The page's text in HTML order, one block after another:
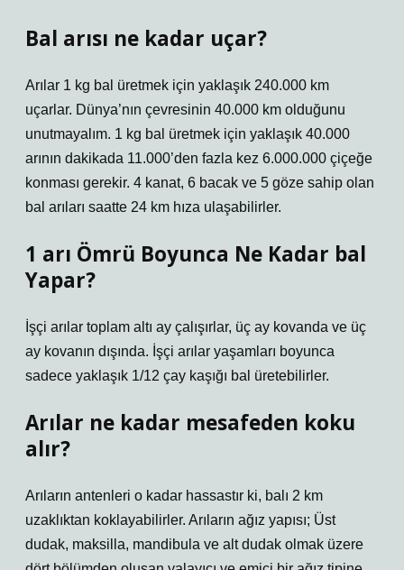
Bal arısı ne kadar uçar?
Arılar 1 kg bal üretmek için yaklaşık 240.000 km
uçarlar. Dünya’nın çevresinin 40.000 km olduğunu
unutmayalım. 1 kg bal üretmek için yaklaşık 40.000
arının dakikada 11.000’den fazla kez 6.000.000 çiçeğe
konması gerekir. 4 kanat, 6 bacak ve 5 göze sahip olan
bal arıları saatte 24 km hıza ulaşabilirler.
1 arı Ömrü Boyunca Ne Kadar bal
Yapar?
İşçi arılar toplam altı ay çalışırlar, üç ay kovanda ve üç
ay kovanın dışında. İşçi arılar yaşamları boyunca
sadece yaklaşık 1/12 çay kaşığı bal üretebilirler.
Arılar ne kadar mesafeden koku
alır?
Arıların antenleri o kadar hassastır ki, balı 2 km
uzaklıktan koklayabilirler. Arıların ağız yapısı; Üst
dudak, maksilla, mandibula ve alt dudak olmak üzere